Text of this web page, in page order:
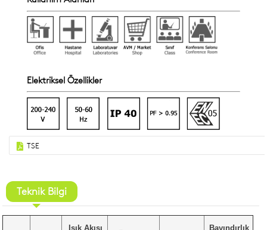
Elektriksel Özellikler
TSE
Teknik Bilgi
Işık Akısı
Bayındırlık